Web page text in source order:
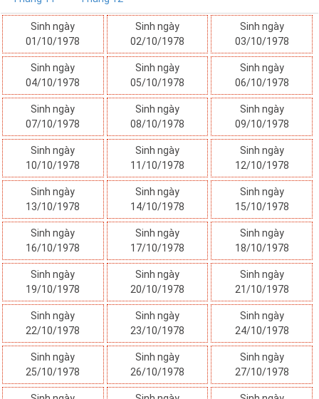
Sinh ngày
01/10/1978
Sinh ngày
02/10/1978
Sinh ngày
03/10/1978
Sinh ngày
04/10/1978
Sinh ngày
05/10/1978
Sinh ngày
06/10/1978
Sinh ngày
07/10/1978
Sinh ngày
08/10/1978
Sinh ngày
09/10/1978
Sinh ngày
10/10/1978
Sinh ngày
11/10/1978
Sinh ngày
12/10/1978
Sinh ngày
13/10/1978
Sinh ngày
14/10/1978
Sinh ngày
15/10/1978
Sinh ngày
16/10/1978
Sinh ngày
17/10/1978
Sinh ngày
18/10/1978
Sinh ngày
19/10/1978
Sinh ngày
20/10/1978
Sinh ngày
21/10/1978
Sinh ngày
22/10/1978
Sinh ngày
23/10/1978
Sinh ngày
24/10/1978
Sinh ngày
25/10/1978
Sinh ngày
26/10/1978
Sinh ngày
27/10/1978